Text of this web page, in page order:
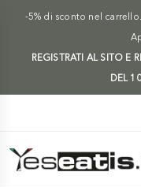
-5% di sconto nel
REGISTRATI AL SITO E
DEL